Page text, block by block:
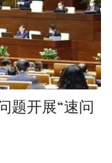
题开展“速问